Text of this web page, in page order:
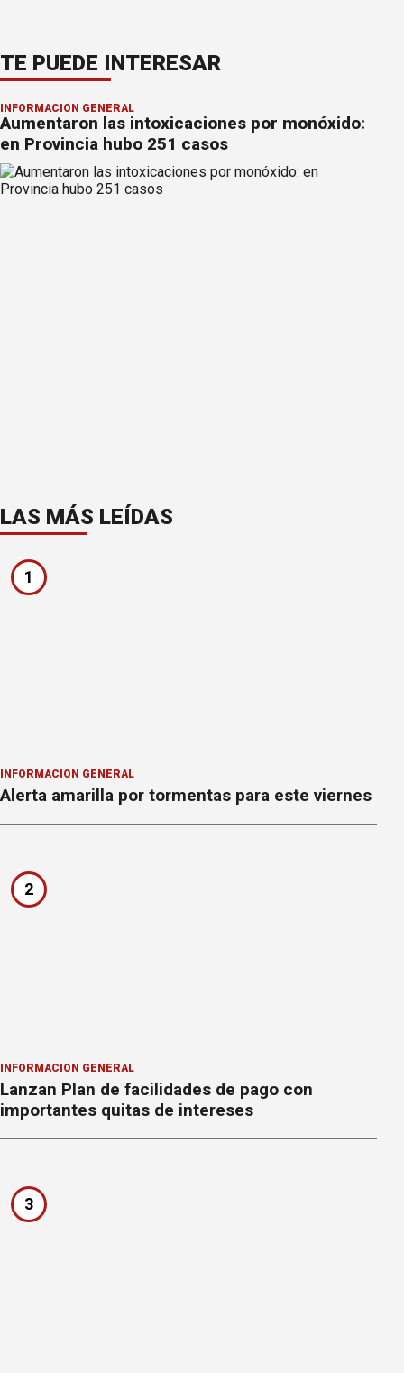
TE PUEDE INTERESAR
INFORMACION GENERAL
Aumentaron las intoxicaciones por monóxido:
en Provincia hubo 251 casos
LAS MÁS LEÍDAS
1
INFORMACION GENERAL
Alerta amarilla por tormentas para este viernes
2
INFORMACION GENERAL
Lanzan Plan de facilidades de pago con
importantes quitas de intereses
3